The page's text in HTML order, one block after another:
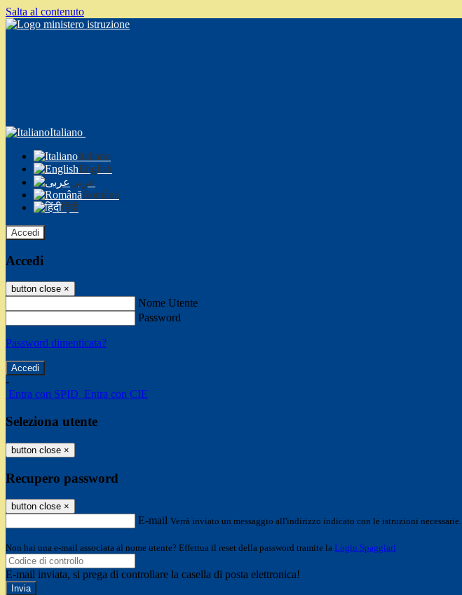
Salta al contenuto
Italiano
Italiano
English
عربى
Română
हिंदी
Accedi
Accedi
button close ×
Nome Utente
Password
Password dimenticata?
-
Entra con SPID Entra con CIE
Seleziona utente
button close ×
Recupero password
button close ×
E-mail Verrà inviato un messaggio all'indirizzo indicato con le istruzioni necessarie.
Non hai una e-mail associata al nome utente? Effettua il reset della password tramite la Login Spaggiari
E-mail inviata, si prega di controllare la casella di posta elettronica!